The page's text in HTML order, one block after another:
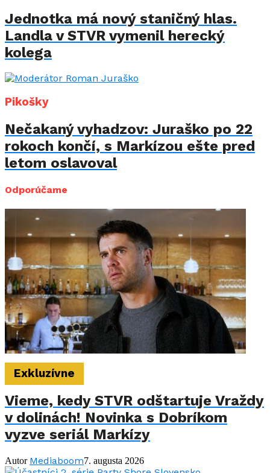
Jednotka má nový staničný hlas.
Landla v STVR vymenil herecký
kolega
Pikošky
Nečakaný vyhadzov: Juraško po 22
rokoch končí, s Markízou ešte pred
letom oslavoval
Odporúčame
Exkluzívne
Vieme, kedy STVR odštartuje Vraždy
v dolinách! Novinka s Dobríkom
vyzve seriál Markízy
Autor Mediaboom7. augusta 2026